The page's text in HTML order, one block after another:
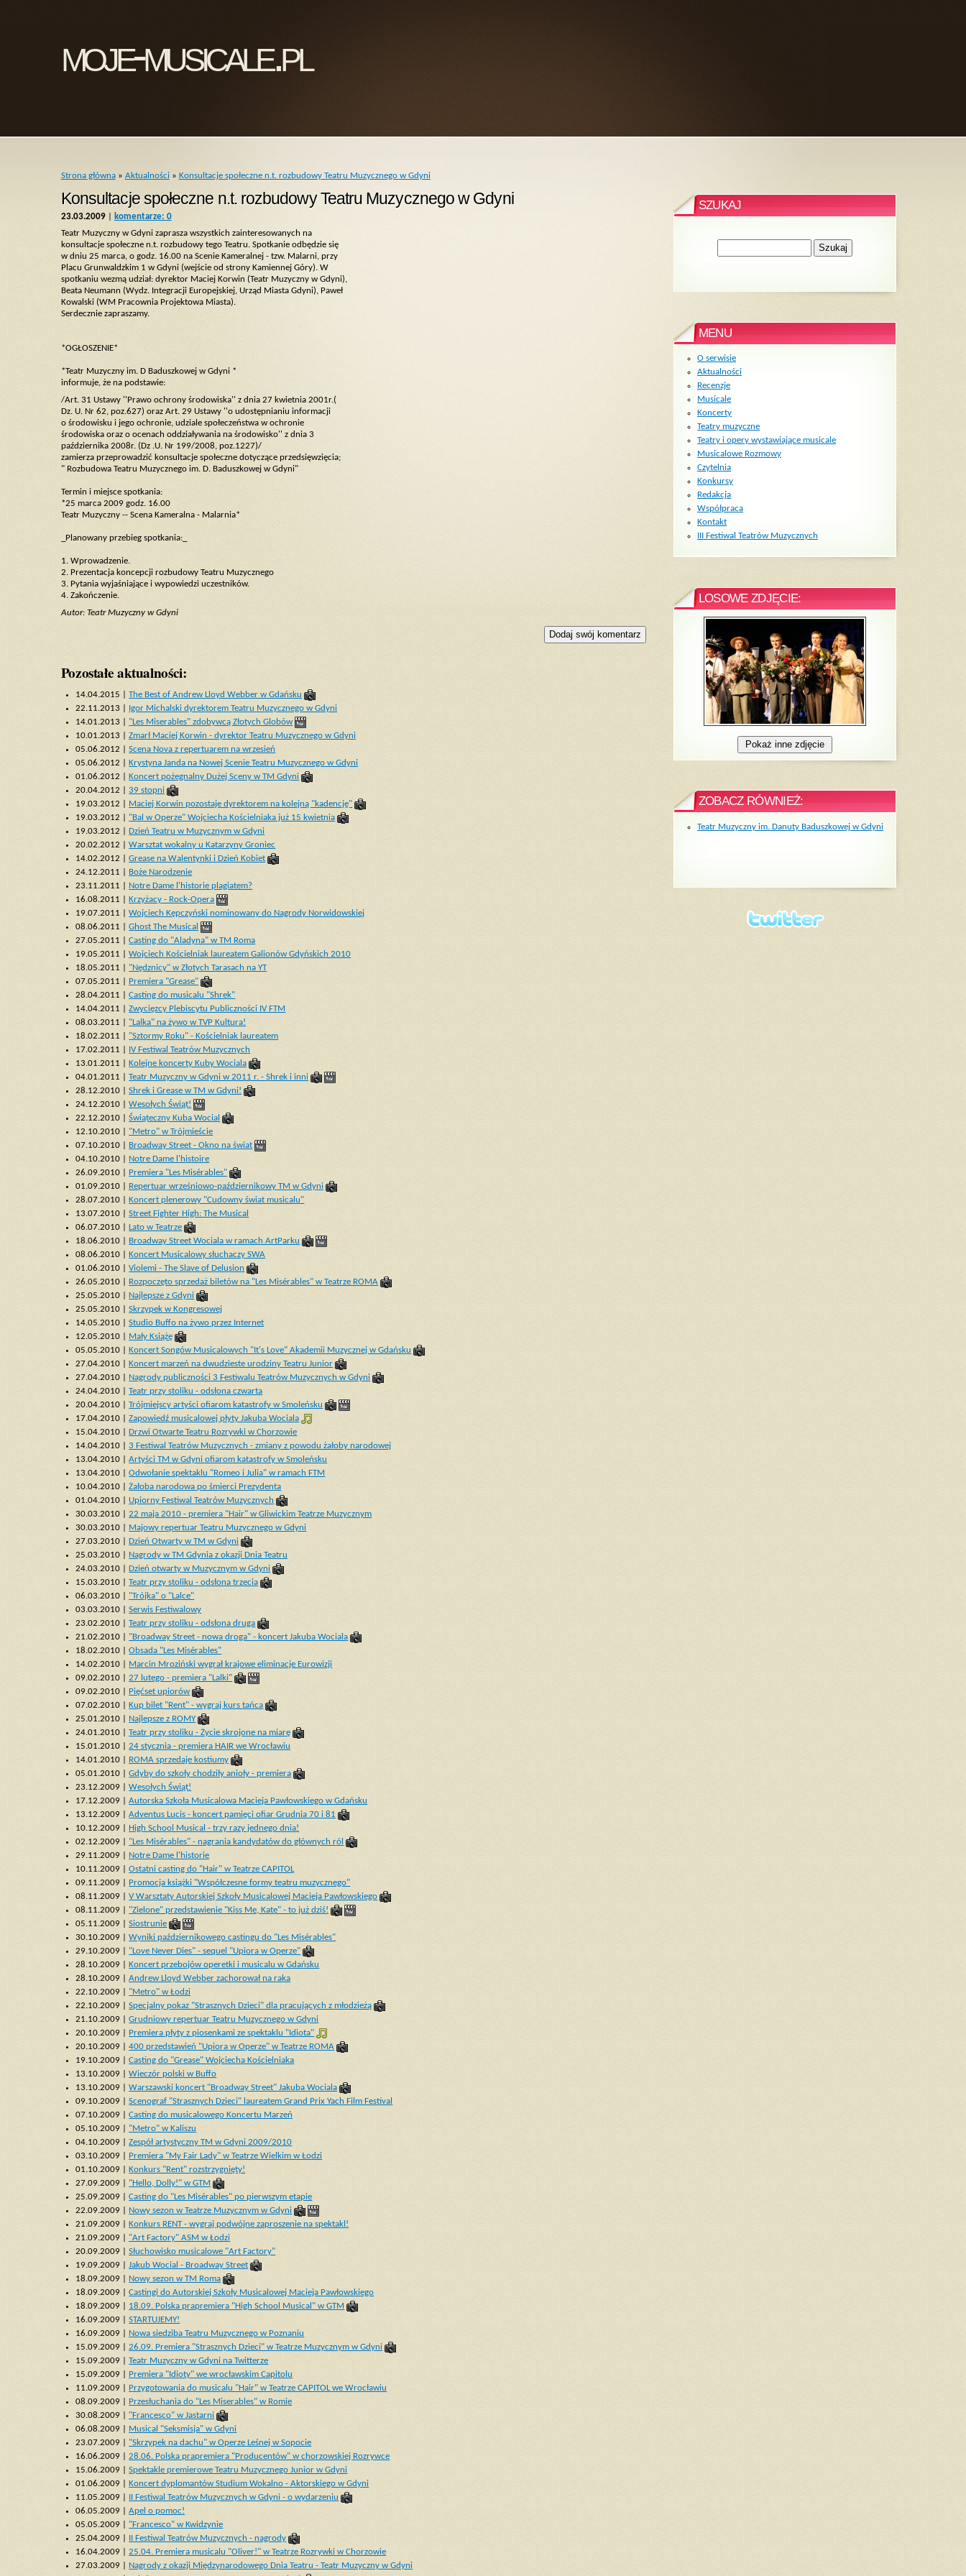
moje-musicale.pl
Strona główna» Aktualności» Konsultacje społeczne n.t. rozbudowy Teatru Muzycznego w Gdyni
Konsultacje społeczne n.t. rozbudowy Teatru Muzycznego w Gdyni
23.03.2009|
komentarze: 0
Teatr Muzyczny w Gdyni zaprasza wszystkich zainteresowanych na
konsultacje społeczne n.t. rozbudowy tego Teatru. Spotkanie odbędzie się
w dniu 25 marca, o godz. 16.00 na Scenie Kameralnej - tzw. Malarni, przy
Placu Grunwaldzkim 1 w Gdyni (wejście od strony Kamiennej Góry). W
spotkaniu wezmą udział: dyrektor Maciej Korwin (Teatr Muzyczny w Gdyni),
Beata Neumann (Wydz. Integracji Europejskiej, Urząd Miasta Gdyni), Paweł
Kowalski (WM Pracownia Projektowa Miasta).
Serdecznie zapraszamy.
*OGŁOSZENIE*
*Teatr Muzyczny im. D Baduszkowej w Gdyni *
informuje, że na podstawie:
/Art. 31 Ustawy ''Prawo ochrony środowiska'' z dnia 27 kwietnia 2001r.(
Dz. U. Nr 62, poz.627) oraz Art. 29 Ustawy ''o udostępnianiu informacji
o środowisku i jego ochronie, udziale społeczeństwa w ochronie
środowiska oraz o ocenach oddziaływania na środowisko'' z dnia 3
października 2008r. (Dz .U. Nr 199/2008, poz.1227)/
zamierza przeprowadzić konsultacje społeczne dotyczące przedsięwzięcia;
" Rozbudowa Teatru Muzycznego im. D. Baduszkowej w Gdyni"
Termin i miejsce spotkania:
*25 marca 2009 godz. 16.00
Teatr Muzyczny -- Scena Kameralna - Malarnia*
_Planowany przebieg spotkania:_
1. Wprowadzenie.
2. Prezentacja koncepcji rozbudowy Teatru Muzycznego
3. Pytania wyjaśniające i wypowiedzi uczestników.
4. Zakończenie.
Autor: Teatr Muzyczny w Gdyni
Pozostałe aktualności:
14.04.2015 |The Best of Andrew Lloyd Webber w Gdańsku
22.11.2013 |
Igor Michalski dyrektorem Teatru Muzycznego w Gdyni
14.01.2013 | "Les Miserables" zdobywcą Złotych Globów
10.01.2013 |Zmarł Maciej Korwin - dyrektor Teatru Muzycznego w Gdyni
05.06.2012 |Scena Nova z repertuarem na wrzesień
05.06.2012 |
Krystyna Janda na Nowej Scenie Teatru Muzycznego w Gdyni
01.06.2012 |
Koncert pożegnalny Dużej Sceny w TM Gdyni
20.04.2012 |39 stopni
19.03.2012 |
Maciej Korwin pozostaje dyrektorem na kolejną "kadencję"
19.03.2012 | "Bal w Operze" Wojciecha Kościelniaka już 15 kwietnia
19.03.2012 |
Dzień Teatru w Muzycznym w Gdyni
20.02.2012 |Warsztat wokalny u Katarzyny Groniec
14.02.2012 |Grease na Walentynki i Dzień Kobiet
24.12.2011 |
Boże Narodzenie
23.11.2011 |
Notre Dame l'historie plagiatem?
16.08.2011 |
Krzyżacy - Rock-Opera
19.07.2011 |Wojciech Kępczyński nominowany do Nagrody Norwidowskiej
08.06.2011 |Ghost The Musical
27.05.2011 |Casting do "Aladyna" w TM Roma
19.05.2011 |Wojciech Kościelniak laureatem Galionów Gdyńskich 2010
18.05.2011 | "Nędznicy" w Złotych Tarasach na YT
07.05.2011 |
Premiera "Grease"
28.04.2011 |Casting do musicalu "Shrek"
14.04.2011 |Zwycięzcy Plebiscytu Publiczności IV FTM
08.03.2011 | "Lalka" na żywo w TVP Kultura!
18.02.2011 | "Sztormy Roku" - Kościelniak laureatem
17.02.2011 |
IV Festiwal Teatrów Muzycznych
13.01.2011 |
Kolejne koncerty Kuby Wociala
04.01.2011 |Teatr Muzyczny w Gdyni w 2011 r. - Shrek i inni
28.12.2010 |Shrek i Grease w TM w Gdyni!
24.12.2010 |Wesołych Świąt!
22.12.2010 |Świąteczny Kuba Wocial
12.10.2010 | "Metro" w Trójmieście
07.10.2010 |
Broadway Street - Okno na świat
04.10.2010 |
Notre Dame l'histoire
26.09.2010 |
Premiera "Les Misérables"
01.09.2010 |
Repertuar wrześniowo-październikowy TM w Gdyni
28.07.2010 |
Koncert plenerowy "Cudowny świat musicalu"
13.07.2010 |Street Fighter High: The Musical
06.07.2010 |
Lato w Teatrze
18.06.2010 |
Broadway Street Wociala w ramach ArtParku
08.06.2010 |
Koncert Musicalowy słuchaczy SWA
01.06.2010 |Violemi - The Slave of Delusion
26.05.2010 |
Rozpoczęto sprzedaż biletów na "Les Misérables" w Teatrze ROMA
25.05.2010 |
Najlepsze z Gdyni
25.05.2010 |Skrzypek w Kongresowej
14.05.2010 |Studio Buffo na żywo przez Internet
12.05.2010 |
Mały Książę
05.05.2010 |
Koncert Songów Musicalowych "It's Love" Akademii Muzycznej w Gdańsku
27.04.2010 |
Koncert marzeń na dwudzieste urodziny Teatru Junior
27.04.2010 |
Nagrody publiczności 3 Festiwalu Teatrów Muzycznych w Gdyni
24.04.2010 |Teatr przy stoliku - odsłona czwarta
20.04.2010 |Trójmiejscy artyści ofiarom katastrofy w Smoleńsku
17.04.2010 |Zapowiedź musicalowej płyty Jakuba Wociala
15.04.2010 |
Drzwi Otwarte Teatru Rozrywki w Chorzowie
14.04.2010 |3 Festiwal Teatrów Muzycznych - zmiany z powodu żałoby narodowej
13.04.2010 |Artyści TM w Gdyni ofiarom katastrofy w Smoleńsku
13.04.2010 |Odwołanie spektaklu "Romeo i Julia" w ramach FTM
10.04.2010 |Żałoba narodowa po śmierci Prezydenta
01.04.2010 |Upiorny Festiwal Teatrów Muzycznych
30.03.2010 |22 maja 2010 - premiera "Hair" w Gliwickim Teatrze Muzycznym
30.03.2010 |
Majowy repertuar Teatru Muzycznego w Gdyni
27.03.2010 |
Dzień Otwarty w TM w Gdyni
25.03.2010 |
Nagrody w TM Gdynia z okazji Dnia Teatru
24.03.2010 |
Dzień otwarty w Muzycznym w Gdyni
15.03.2010 |Teatr przy stoliku - odsłona trzecia
06.03.2010 | "Trójka" o "Lalce"
03.03.2010 |Serwis Festiwalowy
23.02.2010 |Teatr przy stoliku - odsłona druga
21.02.2010 | "Broadway Street - nowa droga" - koncert Jakuba Wociala
18.02.2010 |Obsada "Les Misérables"
14.02.2010 |
Marcin Mroziński wygrał krajowe eliminacje Eurowizji
09.02.2010 |27 lutego - premiera "Lalki"
09.02.2010 |
Pięćset upiorów
07.02.2010 |
Kup bilet "Rent" - wygraj kurs tańca
25.01.2010 |
Najlepsze z ROMY
24.01.2010 |Teatr przy stoliku - Życie skrojone na miarę
15.01.2010 |24 stycznia - premiera HAIR we Wrocławiu
14.01.2010 |
ROMA sprzedaje kostiumy
05.01.2010 |Gdyby do szkoły chodziły anioły - premiera
23.12.2009 |Wesołych Świąt!
17.12.2009 |Autorska Szkoła Musicalowa Macieja Pawłowskiego w Gdańsku
13.12.2009 |Adventus Lucis - koncert pamięci ofiar Grudnia 70 i 81
10.12.2009 |
High School Musical - trzy razy jednego dnia!
02.12.2009 | "Les Misérables" - nagrania kandydatów do głównych ról
29.11.2009 |
Notre Dame l'historie
10.11.2009 |Ostatni casting do "Hair" w Teatrze CAPITOL
09.11.2009 |
Promocja książki "Współczesne formy teatru muzycznego"
08.11.2009 |V Warsztaty Autorskiej Szkoły Musicalowej Macieja Pawłowskiego
08.11.2009 | "Zielone" przedstawienie "Kiss Me, Kate" - to już dziś!
05.11.2009 |Siostrunie
30.10.2009 |Wyniki październikowego castingu do "Les Misérables"
29.10.2009 | "Love Never Dies" - sequel "Upiora w Operze"
28.10.2009 |
Koncert przebojów operetki i musicalu w Gdańsku
28.10.2009 |Andrew Lloyd Webber zachorował na raka
22.10.2009 | "Metro" w Łodzi
22.10.2009 |Specjalny pokaz "Strasznych Dzieci" dla pracujących z młodzieżą
21.10.2009 |Grudniowy repertuar Teatru Muzycznego w Gdyni
20.10.2009 |
Premiera płyty z piosenkami ze spektaklu "Idiota"
20.10.2009 |400 przedstawień "Upiora w Operze" w Teatrze ROMA
19.10.2009 |Casting do "Grease" Wojciecha Kościelniaka
13.10.2009 |Wieczór polski w Buffo
13.10.2009 |Warszawski koncert "Broadway Street" Jakuba Wociala
09.10.2009 |Scenograf "Strasznych Dzieci" laureatem Grand Prix Yach Film Festival
07.10.2009 |Casting do musicalowego Koncertu Marzeń
05.10.2009 | "Metro" w Kaliszu
04.10.2009 |Zespół artystyczny TM w Gdyni 2009/2010
03.10.2009 |
Premiera "My Fair Lady" w Teatrze Wielkim w Łodzi
01.10.2009 |
Konkurs "Rent" rozstrzygnięty!
27.09.2009 | "Hello, Dolly!" w GTM
25.09.2009 |Casting do "Les Misérables" po pierwszym etapie
22.09.2009 |
Nowy sezon w Teatrze Muzycznym w Gdyni
21.09.2009 |
Konkurs RENT - wygraj podwójne zaproszenie na spektakl!
21.09.2009 | "Art Factory" ASM w Łodzi
20.09.2009 |Słuchowisko musicalowe "Art Factory"
19.09.2009 |Jakub Wocial - Broadway Street
18.09.2009 |
Nowy sezon w TM Roma
18.09.2009 |Castingi do Autorskiej Szkoły Musicalowej Macieja Pawłowskiego
18.09.2009 | 18.09. Polska prapremiera "High School Musical" w GTM
16.09.2009 |STARTUJEMY!
16.09.2009 |
Nowa siedziba Teatru Muzycznego w Poznaniu
15.09.2009 |26.09. Premiera "Strasznych Dzieci" w Teatrze Muzycznym w Gdyni
15.09.2009 |Teatr Muzyczny w Gdyni na Twitterze
15.09.2009 |
Premiera "Idioty" we wrocławskim Capitolu
11.09.2009 |
Przygotowania do musicalu "Hair" w Teatrze CAPITOL we Wrocławiu
08.09.2009 |
Przesłuchania do "Les Miserables" w Romie
30.08.2009 | "Francesco" w Jastarni
06.08.2009 |
Musical "Seksmisja" w Gdyni
23.07.2009 | "Skrzypek na dachu" w Operze Leśnej w Sopocie
16.06.2009 |28.06. Polska prapremiera "Producentów" w chorzowskiej Rozrywce
15.06.2009 |Spektakle premierowe Teatru Muzycznego Junior w Gdyni
01.06.2009 |
Koncert dyplomantów Studium Wokalno - Aktorskiego w Gdyni
11.05.2009 |
II Festiwal Teatrów Muzycznych w Gdyni - o wydarzeniu
06.05.2009 |Apel o pomoc!
05.05.2009 | "Francesco" w Kwidzynie
25.04.2009 |
II Festiwal Teatrów Muzycznych - nagrody
16.04.2009 |25.04. Premiera musicalu "Oliver!" w Teatrze Rozrywki w Chorzowie
27.03.2009 |
Nagrody z okazji Międzynarodowego Dnia Teatru - Teatr Muzyczny w Gdyni
SZUKAJ
MENU
O serwisie
Aktualności
Recenzje
Musicale
Koncerty
Teatry muzyczne
Teatry i opery wystawiające musicale
Musicalowe Rozmowy
Czytelnia
Konkursy
Redakcja
Współpraca
Kontakt
III Festiwal Teatrów Muzycznych
LOSOWE ZDJĘCIE:
ZOBACZ RÓWNIEŻ:
Teatr Muzyczny im. Danuty Baduszkowej w Gdyni